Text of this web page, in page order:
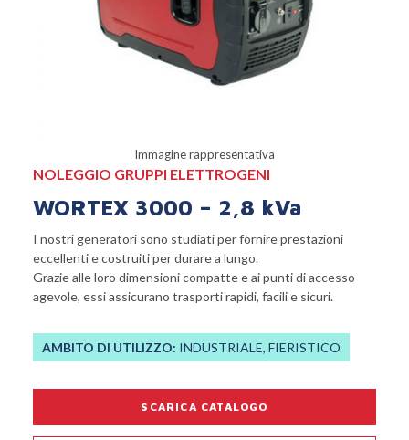
Immagine rappresentativa
NOLEGGIO GRUPPI ELETTROGENI
WORTEX 3000 – 2,8 kVa
I nostri generatori sono studiati per fornire prestazioni
eccellenti e costruiti per durare a lungo.
Grazie alle loro dimensioni compatte e ai punti di accesso
agevole, essi assicurano trasporti rapidi, facili e sicuri.
AMBITO DI UTILIZZO: INDUSTRIALE, FIERISTICO
SCARICA CATALOGO